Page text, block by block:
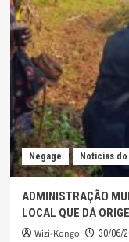
Negage Noticias do
ADMINISTRAÇÃO
LOCAL QUE DÁ
Wizi-Kongo 30/06/